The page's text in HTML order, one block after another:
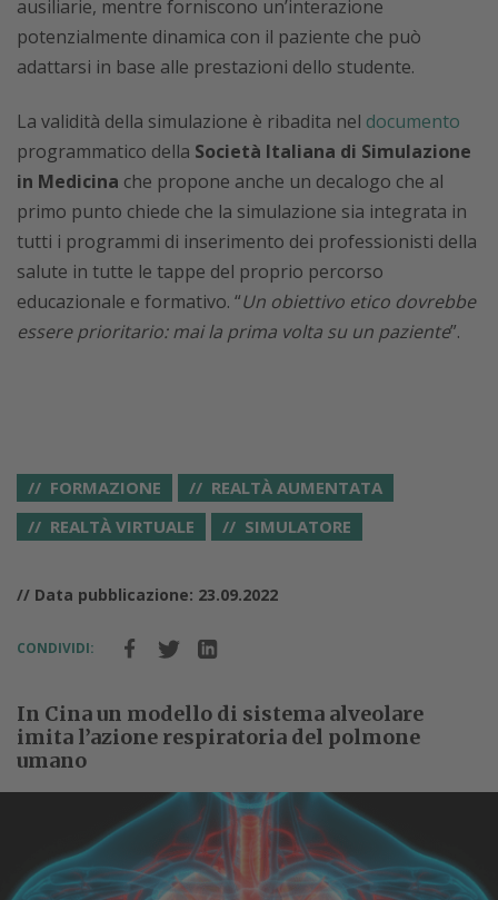
ausiliarie, mentre forniscono un’interazione
potenzialmente dinamica con il paziente che può
adattarsi in base alle prestazioni dello studente.
La validità della simulazione è ribadita nel documento
programmatico della Società Italiana di Simulazione
in Medicina che propone anche un decalogo che al
primo punto chiede che la simulazione sia integrata in
tutti i programmi di inserimento dei professionisti della
salute in tutte le tappe del proprio percorso
educazionale e formativo. “Un obiettivo etico dovrebbe
essere prioritario: mai la prima volta su un paziente”.
FORMAZIONE
REALTÀ AUMENTATA
REALTÀ VIRTUALE
SIMULATORE
// Data pubblicazione: 23.09.2022
CONDIVIDI:
In Cina un modello di sistema alveolare
imita l’azione respiratoria del polmone
umano